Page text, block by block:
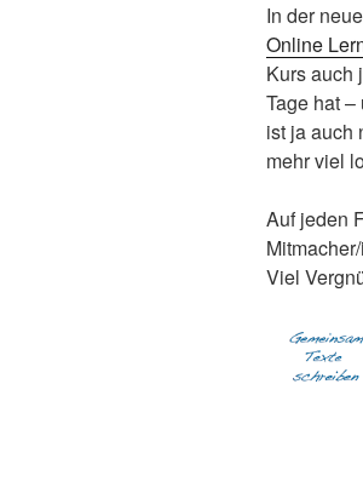
In der
Online
Kurs auch
Tage hat
ist ja auch
mehr viel
Auf jeden
Viel